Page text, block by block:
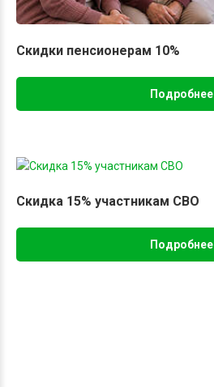
Скидки пенсионерам 10%
Подробнее
Скидка 15% участникам СВО
Подробнее